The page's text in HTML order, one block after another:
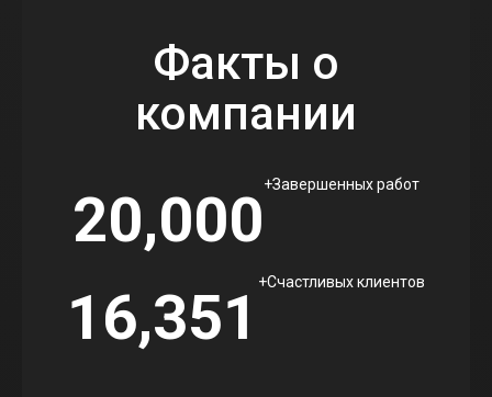
Факты о
компании
20,000+Завершенных работ
16,351 +Счастливых клиентов